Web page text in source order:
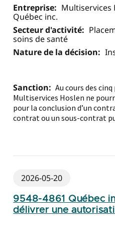
Entreprise: Multiservices
Québec inc.
Secteur d'activité:
soins de santé
Nature de la décision:
Sanction: Au cours des
Multiservices Hoslen ne
pour la conclusion d’un
contrat ou un sous-contrat
9548-4861 Québec
délivrer une
2026-05-20